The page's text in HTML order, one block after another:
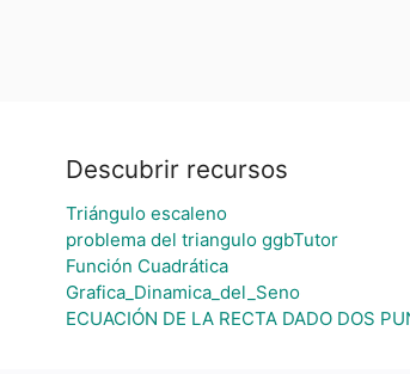
Descubrir recursos
Triángulo escaleno
problema del triangulo ggbTutor
Función Cuadrática
Grafica_Dinamica_del_Seno
ECUACIÓN DE LA RECTA DADO DOS